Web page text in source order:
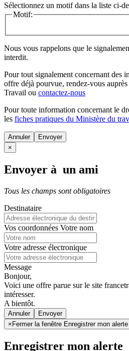
Sélectionnez un motif dans la liste ci-
Motif:
Nous vous rappelons que le
interdit.
Pour tout signalement concernant des
offre déjà pourvue, rendez-vous
Travail ou contactez-nous
Pour toute information concernant le
les fiches pratiques du Ministère du
Annuler
×
Envoyer à un ami
Tous les champs sont obligatoires
Destinataire
Vos coordonnées Votre nom
Votre adresse électronique
Message
Bonjour,
Voici une offre parue sur le site
intéresser.
A bientôt.
Annuler
× Fermer la fenêtre Enregistrer mon alerte
Enregistrer mon alerte